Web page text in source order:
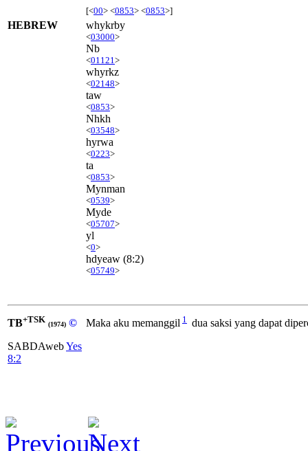
[<00> <0853> <0853>]
HEBREW whykrby
<03000>
Nb
<01121 >
whyrkz
<02148>
taw
<0853>
Nhkh
<03548>
hyrwa
<0223>
ta
<0853>
Mynman
<0539>
Myde
<05707>
yl
<0>
hdyeaw (8:2)
<05749>
TB+TSK (1974) ©
SABDAwebYes
8:2
Maka aku memanggil 1 dua saksi yang dapat